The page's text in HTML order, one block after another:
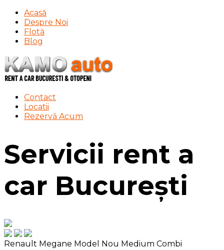
Acasă
Despre Noi
Flotă
Blog
Contact
Locatii
Rezervă Acum
Servicii rent a
car București
Renault Megane Model Nou Medium Combi